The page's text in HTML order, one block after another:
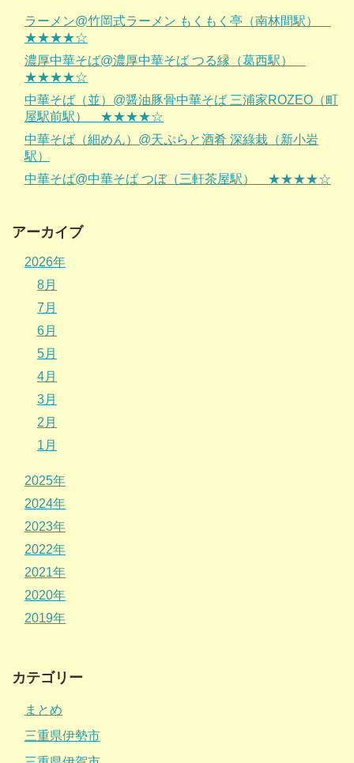
ラーメン@竹岡式ラーメン もくもく亭（南林間駅）
★★★★☆
濃厚中華そば@濃厚中華そば つる縁（葛西駅）
★★★★☆
中華そば（並）@醤油豚骨中華そば 三浦家ROZEO（町
屋駅前駅） ★★★★☆
中華そば（細めん）@天ぷらと酒肴 深綠栽（新小岩
駅）
中華そば@中華そば つぼ（三軒茶屋駅） ★★★★☆
アーカイブ
2026年
8月
7月
6月
5月
4月
3月
2月
1月
2025年
2024年
2023年
2022年
2021年
2020年
2019年
カテゴリー
まとめ
三重県伊勢市